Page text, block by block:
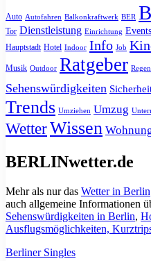
Auto Autofahren Balkonkraftwerk BER
Tor Dienstleistung Einrichtung Events
Hauptstadt Hotel Indoor Info Job
Musik Outdoor Ratgeber
Sehenswürdigkeiten
Trends Umziehen Umzug
WetterWissen
BERLINwetter.de
Mehr als nur das Wetter in Berlin
auch allgemeine Informationen
Sehenswürdigkeiten in Berlin,
Ausflugsmöglichkeiten,
Berliner Singles